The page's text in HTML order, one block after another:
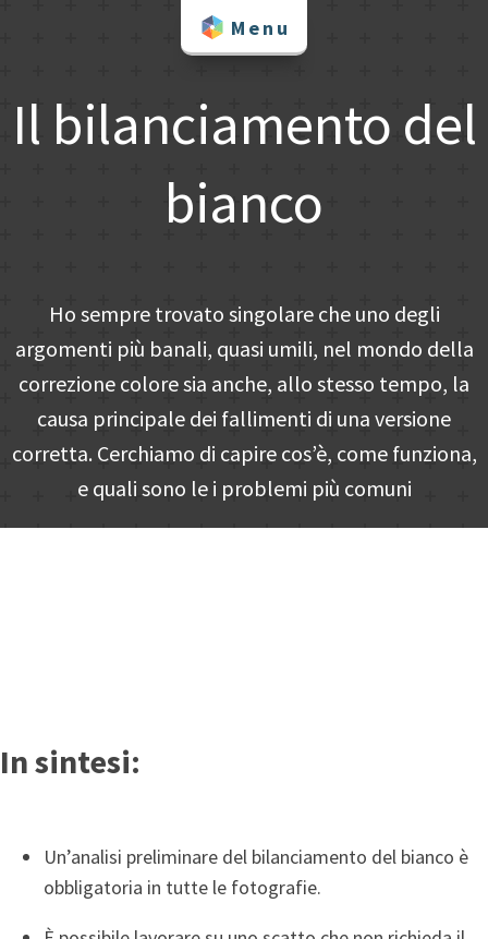
Menu
Il bilanciamento del
bianco
Ho sempre trovato singolare che uno degli
argomenti più banali, quasi umili, nel mondo della
correzione colore sia anche, allo stesso tempo, la
causa principale dei fallimenti di una versione
corretta. Cerchiamo di capire cos’è, come funziona,
e quali sono le i problemi più comuni
In sintesi:
Un’analisi preliminare del bilanciamento del bianco è
obbligatoria in tutte le fotografie.